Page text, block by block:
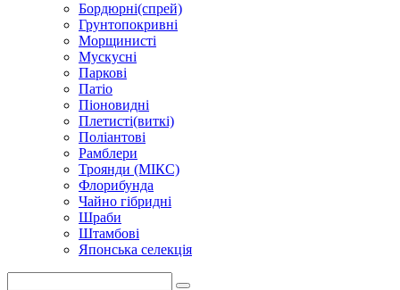
Бордюрні(спрей)
Грунтопокривні
Морщинисті
Мускусні
Паркові
Патіо
Піоновидні
Плетисті(виткі)
Поліантові
Рамблери
Троянди (МІКС)
Флорибунда
Чайно гібридні
Шраби
Штамбові
Японська селекція